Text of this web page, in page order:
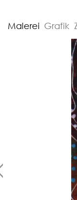
Malerei Grafik